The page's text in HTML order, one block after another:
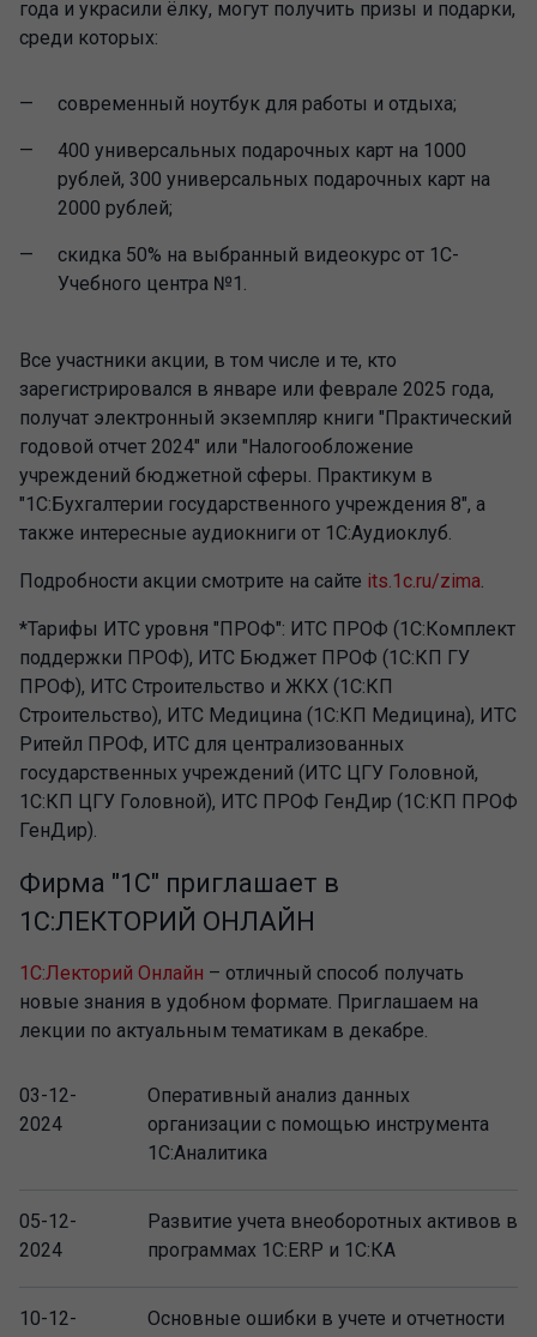
года и украсили ёлку, могут получить призы и подарки,
среди которых:
современный ноутбук для работы и отдыха;
400 универсальных подарочных карт на 1000
рублей, 300 универсальных подарочных карт на
2000 рублей;
скидка 50% на выбранный видеокурс от 1С-
Учебного центра №1.
Все участники акции, в том числе и те, кто
зарегистрировался в январе или феврале 2025 года,
получат электронный экземпляр книги "Практический
годовой отчет 2024" или "Налогообложение
учреждений бюджетной сферы. Практикум в
"1С:Бухгалтерии государственного учреждения 8", а
также интересные аудиокниги от 1С:Аудиоклуб.
Подробности акции смотрите на сайте its.1c.ru/zima.
*Тарифы ИТС уровня "ПРОФ": ИТС ПРОФ (1С:Комплект
поддержки ПРОФ), ИТС Бюджет ПРОФ (1С:КП ГУ
ПРОФ), ИТС Строительство и ЖКХ (1С:КП
Строительство), ИТС Медицина (1С:КП Медицина), ИТС
Ритейл ПРОФ, ИТС для централизованных
государственных учреждений (ИТС ЦГУ Головной,
1С:КП ЦГУ Головной), ИТС ПРОФ ГенДир (1С:КП ПРОФ
ГенДир).
Фирма "1С" приглашает в
1С:ЛЕКТОРИЙ ОНЛАЙН
1С:Лекторий Онлайн – отличный способ получать
новые знания в удобном формате. Приглашаем на
лекции по актуальным тематикам в декабре.
03-12-
2024
Оперативный анализ данных
организации с помощью инструмента
1С:Аналитика
05-12-
2024
Развитие учета внеоборотных активов в
программах 1С:ERP и 1С:КА
10-12-
Основные ошибки в учете и отчетности